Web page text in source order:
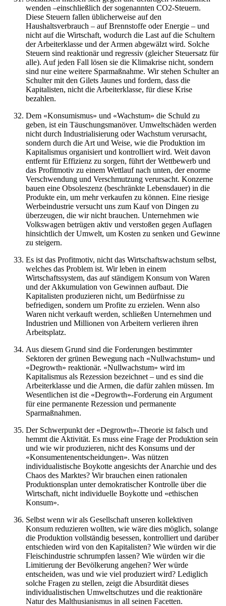
wenden –einschließlich der sogenannten CO2-Steuern.
Diese Steuern fallen üblicherweise auf den
Haushaltsverbrauch – auf Brennstoffe oder Energie – und
nicht auf die Wirtschaft, wodurch die Last auf die Schultern
der Arbeiterklasse und der Armen abgewälzt wird. Solche
Steuern sind reaktionär und regressiv (gleicher Steuersatz für
alle). Auf jeden Fall lösen sie die Klimakrise nicht, sondern
sind nur eine weitere Sparmaßnahme. Wir stehen Schulter an
Schulter mit den Gilets Jaunes und fordern, dass die
Kapitalisten, nicht die Arbeiterklasse, für diese Krise
bezahlen.
Dem «Konsumismus» und «Wachstum» die Schuld zu
geben, ist ein Täuschungsmanöver. Umweltschäden werden
nicht durch Industrialisierung oder Wachstum verursacht,
sondern durch die Art und Weise, wie die Produktion im
Kapitalismus organisiert und kontrolliert wird. Weit davon
entfernt für Effizienz zu sorgen, führt der Wettbewerb und
das Profitmotiv zu einem Wettlauf nach unten, der enorme
Verschwendung und Verschmutzung verursacht. Konzerne
bauen eine Obsoleszenz (beschränkte Lebensdauer) in die
Produkte ein, um mehr verkaufen zu können. Eine riesige
Werbeindustrie versucht uns zum Kauf von Dingen zu
überzeugen, die wir nicht brauchen. Unternehmen wie
Volkswagen betrügen aktiv und verstoßen gegen Auflagen
hinsichtlich der Umwelt, um Kosten zu senken und Gewinne
zu steigern.
Es ist das Profitmotiv, nicht das Wirtschaftswachstum selbst,
welches das Problem ist. Wir leben in einem
Wirtschaftssystem, das auf ständigem Konsum von Waren
und der Akkumulation von Gewinnen aufbaut. Die
Kapitalisten produzieren nicht, um Bedürfnisse zu
befriedigen, sondern um Profite zu erzielen. Wenn also
Waren nicht verkauft werden, schließen Unternehmen und
Industrien und Millionen von Arbeitern verlieren ihren
Arbeitsplatz.
Aus diesem Grund sind die Forderungen bestimmter
Sektoren der grünen Bewegung nach «Nullwachstum» und
«Degrowth» reaktionär. «Nullwachstum» wird im
Kapitalismus als Rezession bezeichnet – und es sind die
Arbeiterklasse und die Armen, die dafür zahlen müssen. Im
Wesentlichen ist die «Degrowth»-Forderung ein Argument
für eine permanente Rezession und permanente
Sparmaßnahmen.
Der Schwerpunkt der «Degrowth»-Theorie ist falsch und
hemmt die Aktivität. Es muss eine Frage der Produktion sein
und wie wir produzieren, nicht des Konsums und der
«Konsumentenentscheidungen». Was nützen
individualistische Boykotte angesichts der Anarchie und des
Chaos des Marktes? Wir brauchen einen rationalen
Produktionsplan unter demokratischer Kontrolle über die
Wirtschaft, nicht individuelle Boykotte und «ethischen
Konsum».
Selbst wenn wir als Gesellschaft unseren kollektiven
Konsum reduzieren wollten, wie wäre dies möglich, solange
die Produktion vollständig besessen, kontrolliert und darüber
entschieden wird von den Kapitalisten? Wie würden wir die
Fleischindustrie schrumpfen lassen? Wie würden wir die
Limitierung der Bevölkerung angehen? Wer würde
entscheiden, was und wie viel produziert wird? Lediglich
solche Fragen zu stellen, zeigt die Absurdität dieses
individualistischen Umweltschutzes und die reaktionäre
Natur des Malthusianismus in all seinen Facetten.